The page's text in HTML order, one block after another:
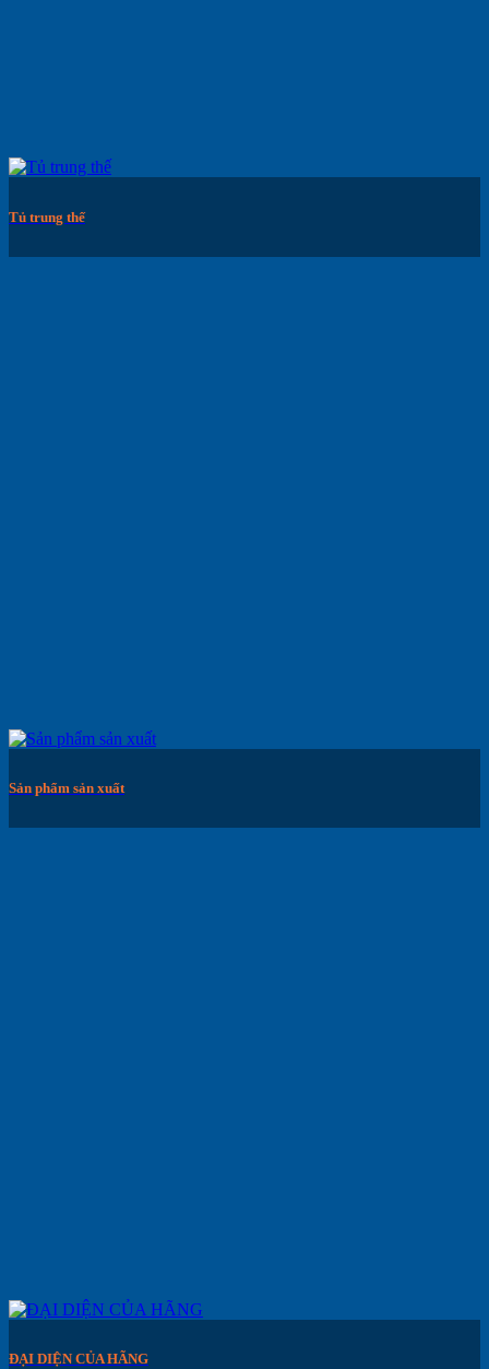
Tủ trung thế
Sản phẩm sản xuất
ĐẠI DIỆN CỦA HÃNG